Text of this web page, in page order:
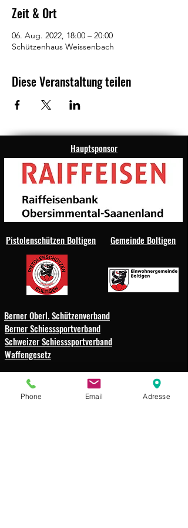
Zeit & Ort
06. Aug. 2022, 18:00 – 20:00
Schützenhaus Weissenbach
Diese Veranstaltung teilen
Hauptsponsor
Pistolenschützen Boltigen Gemeinde Boltigen
Berner Oberl. Schützenverband
Berner Schiesssportverband
Schweizer Schiesssportverband
Waffengesetz
Schützengesellschaft
Weissenbach-Boltigen
Phone Email Adresse